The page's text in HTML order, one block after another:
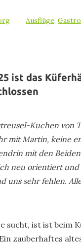
Ausflüge,
ist das
Kuchen von
mit Martin, keine
mit den
neu orientiert
uns sehr fehlen.
sucht, ist ist beim
zauberhaftes